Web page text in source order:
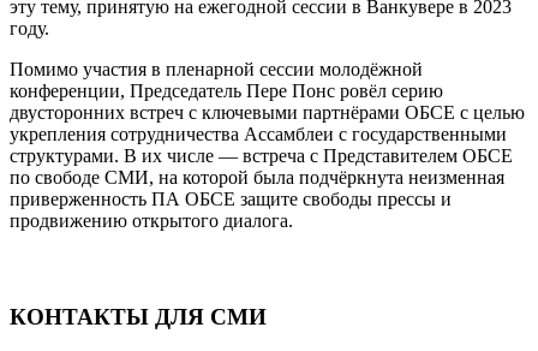
эту тему, принятую на ежегодной сессии в Ванкувере в 2023
году.
Помимо участия в пленарной сессии молодёжной
конференции, Председатель Пере Понс ровёл серию
двусторонних встреч с ключевыми партнёрами ОБСЕ с целью
укрепления сотрудничества Ассамблеи с государственными
структурами. В их числе — встреча с Представителем ОБСЕ
по свободе СМИ, на которой была подчёркнута неизменная
приверженность ПА ОБСЕ защите свободы прессы и
продвижению открытого диалога.
КОНТАКТЫ ДЛЯ СМИ